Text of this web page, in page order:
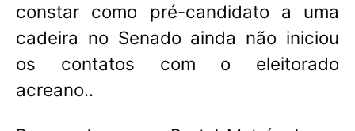
constar como pré-candidato a uma
cadeira no Senado ainda não iniciou
os contatos com o eleitorado
acreano..